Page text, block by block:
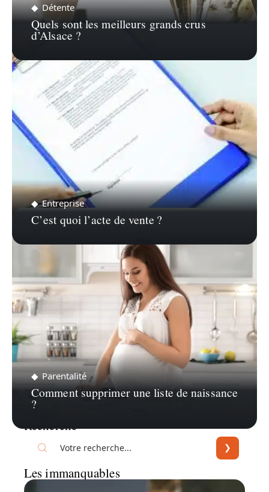
Détente
Quels sont les meilleurs grands crus
d’Alsace ?
Entreprise
C’est quoi l’acte de vente ?
Parentalité
Comment supprimer une liste de naissance
?
Recherche
Les immanquables